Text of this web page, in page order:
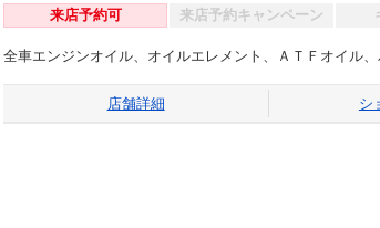
来店予約可 来店予約キャンペーン
全車エンジンオイル、オイルエレメント、ＡＴＦオイル
店舗詳細 シ